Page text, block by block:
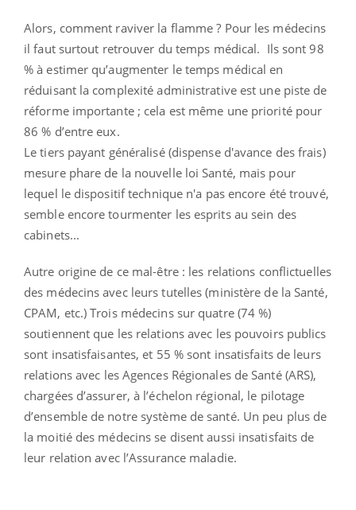
Alors, comment raviver la flamme ? Pour les médecins
il faut surtout retrouver du temps médical. Ils sont 98
% à estimer qu’augmenter le temps médical en
réduisant la complexité administrative est une piste de
réforme importante ; cela est même une priorité pour
86 % d’entre eux.
Le tiers payant généralisé (dispense d'avance des frais)
mesure phare de la nouvelle loi Santé, mais pour
lequel le dispositif technique n'a pas encore été trouvé,
semble encore tourmenter les esprits au sein des
cabinets...
Autre origine de ce mal-être : les relations conflictuelles
des médecins avec leurs tutelles (ministère de la Santé,
CPAM, etc.) Trois médecins sur quatre (74 %)
soutiennent que les relations avec les pouvoirs publics
sont insatisfaisantes, et 55 % sont insatisfaits de leurs
relations avec les Agences Régionales de Santé (ARS),
chargées d’assurer, à l’échelon régional, le pilotage
d’ensemble de notre système de santé. Un peu plus de
la moitié des médecins se disent aussi insatisfaits de
leur relation avec l’Assurance maladie.